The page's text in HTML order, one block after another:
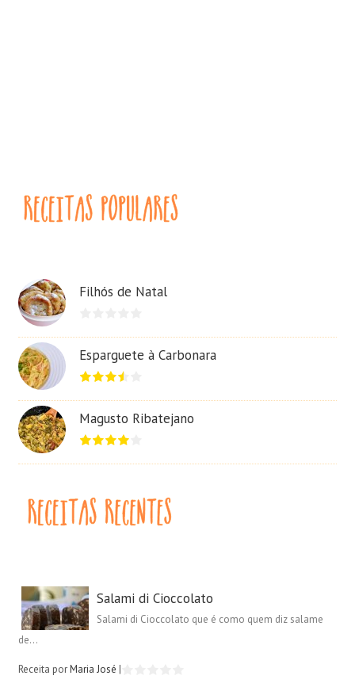
Filhós de Natal
Esparguete à Carbonara
Magusto Ribatejano
Salami di Cioccolato
Salami di Cioccolato que é como quem diz salame
de...
Receita porMaria José |